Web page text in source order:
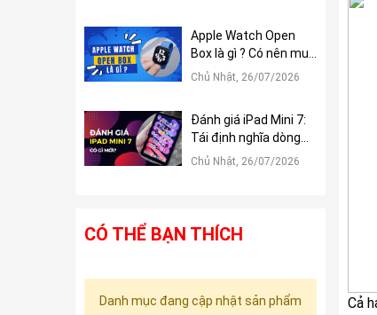
Cả
Apple Watch Open
Box là gì ? Có nên mua
?
Chủ Nhật, 26/07/2026
Đánh giá iPad Mini 7:
Tái định nghĩa dòng
iPad Mini
Chủ Nhật, 26/07/2026
CÓ THỂ BẠN THÍCH
Danh mục đang cập nhật sản phẩm